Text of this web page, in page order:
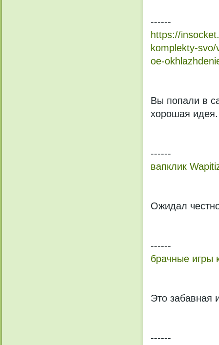
------
https://
komplekty-svo/
oe-
Вы попали в
хорошая
------
вапклик
Ожидал
------
брачные игры
Это забавная
------